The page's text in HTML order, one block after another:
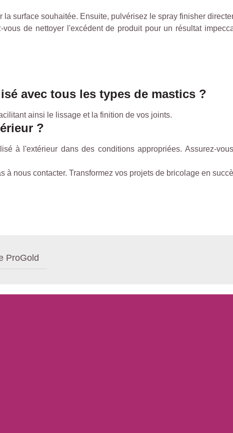
surface souhaitée. Ensuite, pulvérisez le spray finisher
de nettoyer l'excédent de produit pour un résultat
avec tous les types de mastics ?
ainsi le lissage et la finition de vos joints.
?
à l'extérieur dans des conditions appropriées. Assurez-
nous contacter. Transformez vos projets de bricolage en
ProGold